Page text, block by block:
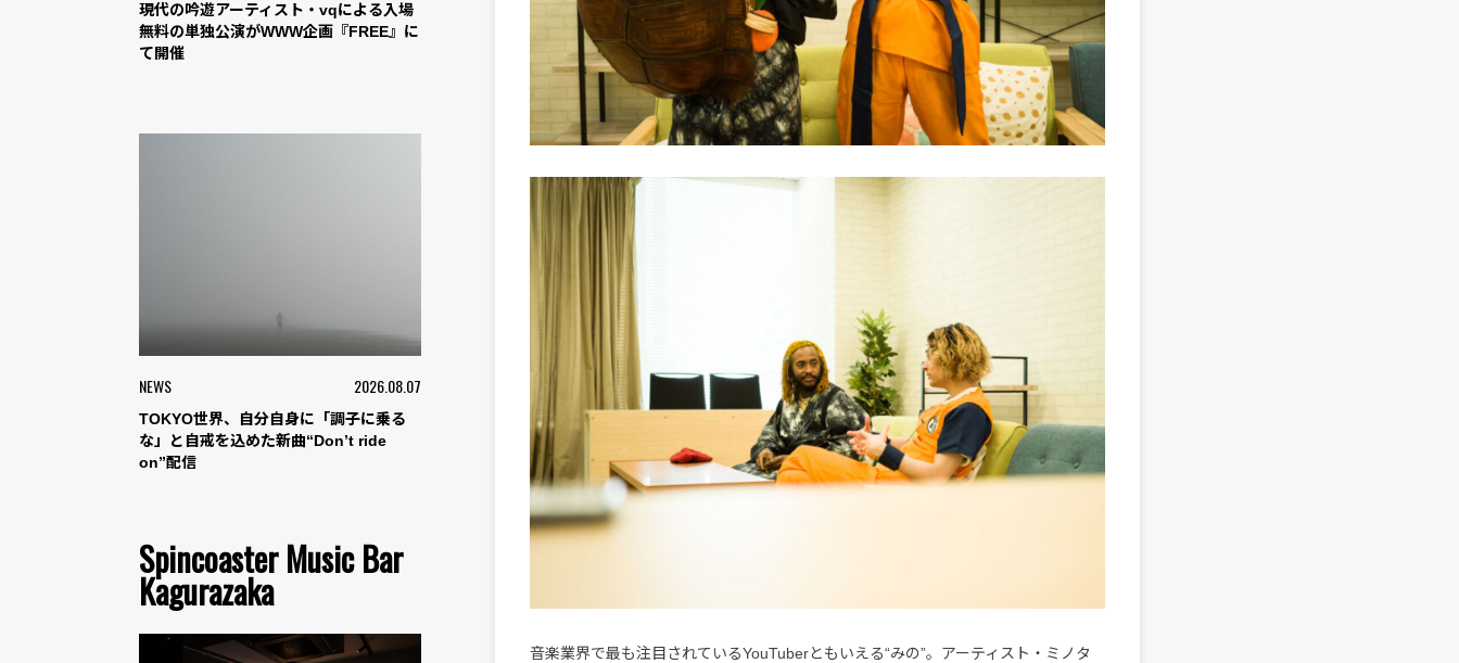
現代の吟遊アーティスト・vqによる入場
無料の単独公演がWWW企画『FREE』に
て開催
NEWS 2026.08.07
TOKYO世界、自分自身に「調子に乗る
な」と自戒を込めた新曲“Don’t ride
on”配信
Spincoaster Music Bar
Kagurazaka
音楽業界で最も注目されているYouTuberともいえる“みの”。アーティスト・ミノタ